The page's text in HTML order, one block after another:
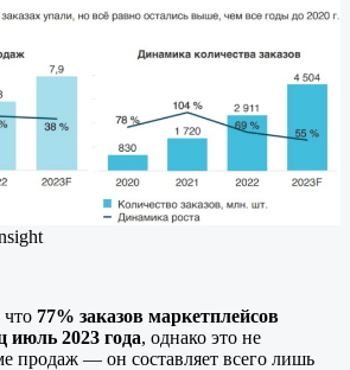
что 77% заказов маркетплейсов
июль 2023 года, однако это не
продаж — он составляет всего лишь